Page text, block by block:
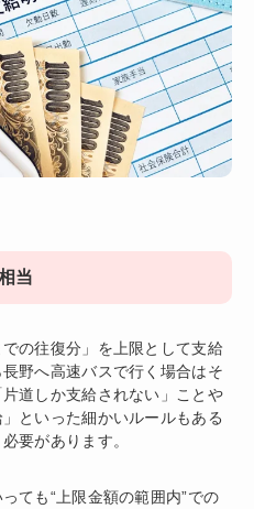
当
の往復分」を上限として支給
野へ高速バスで行く場合はそ
道しか支給されない」ことや
といった細かいルールもある
要があります。
ても“上限金額の範囲内”での